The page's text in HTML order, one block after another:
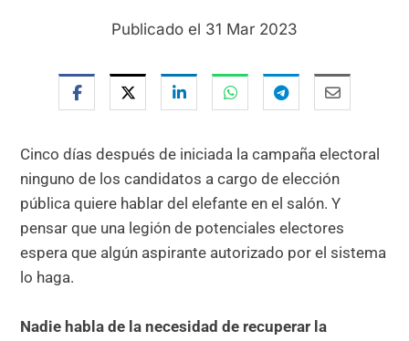
Publicado el 31 Mar 2023
Cinco días después de iniciada la campaña electoral
ninguno de los candidatos a cargo de elección
pública quiere hablar del elefante en el salón. Y
pensar que una legión de potenciales electores
espera que algún aspirante autorizado por el sistema
lo haga.
Nadie habla de la necesidad de recuperar la